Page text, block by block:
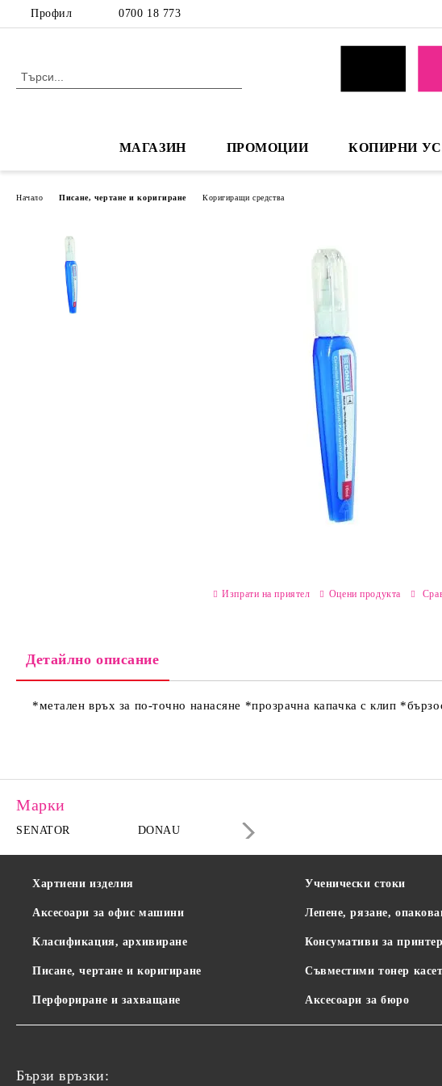
Профил 0700 18 773
МАГАЗИН ПРОМОЦИИ КОПИРНИ
Начало Писане, чертане и коригиране Коригиращи средства
Изпрати на приятел Оцени продукта
Детайлно описание
*метален връх за по-точно нанасяне *прозрачна капачка с клип
Марки
SENATOR DONAU
Хартиени изделия
Аксесоари за офис машини
Класификация, архивиране
Писане, чертане и коригиране
Перфориране и захващане
Ученически стоки
Лепене, рязане,
Консумативи за
Съвместими тонер
Аксесоари за бюро
Бързи връзки: